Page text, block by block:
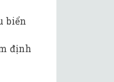
biển
định